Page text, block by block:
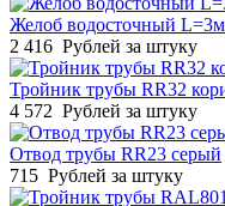
Желоб водосточный
2 416 Рублей за штуку
Тройник трубы RR32
4 572 Рублей за штуку
Отвод трубы RR23 серый
715 Рублей за штуку